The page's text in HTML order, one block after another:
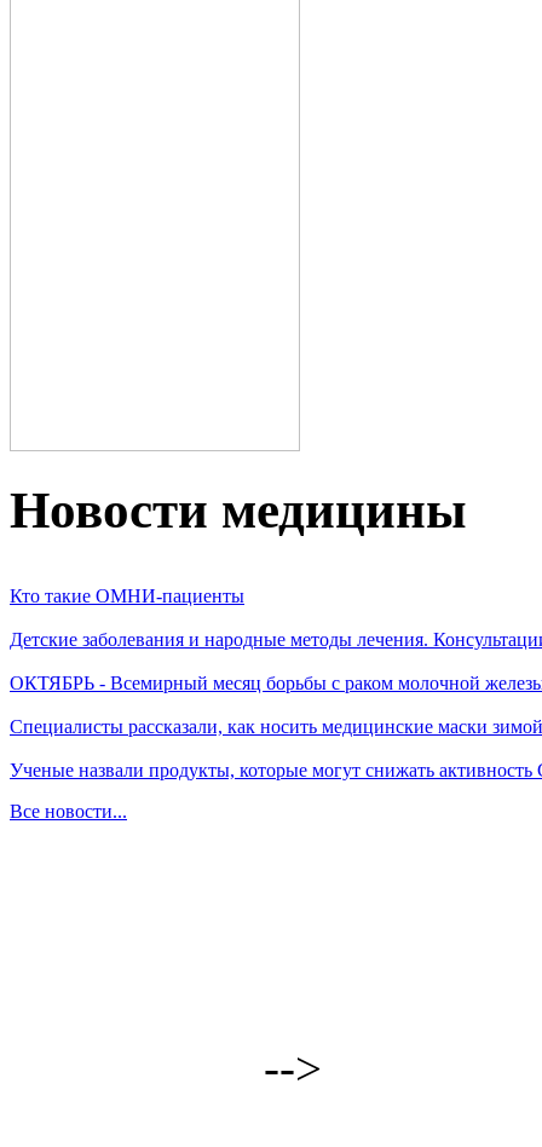
Новости медицины
Кто такие ОМНИ-пациенты
Детские заболевания и народные методы лечения.
ОКТЯБРЬ - Всемирный месяц борьбы с раком молочной
Специалисты рассказали, как носить медицинские маски зимой
Ученые назвали продукты, которые могут снижать
Все новости...
-->